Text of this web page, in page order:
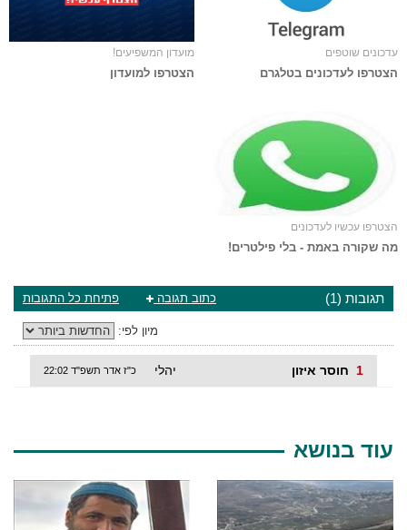
עדכונים שוטפים
הצטרפו לעדכונים בטלגרם
מועדון המשפיעים!
הצטרפו למועדון
הצטרפו עכשיו לעדכונים
מה שקורה באמת - בלי פילטרים!
תגובות (1) פתיחת כל התגובות כתוב תגובה
מיון לפי:
חוסר איזון 1 כ"ז אדר תשפ"ד 22:02 יהלי
עוד בנושא